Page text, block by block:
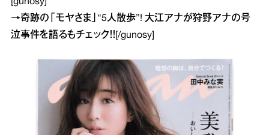
[gunosy]
→奇跡の「モヤさま」“5人散歩”! 大江アナが狩野アナの号
泣事件を語るもチェック！！[/gunosy]